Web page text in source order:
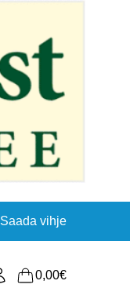
Saada vihje
Shopping
0,00€